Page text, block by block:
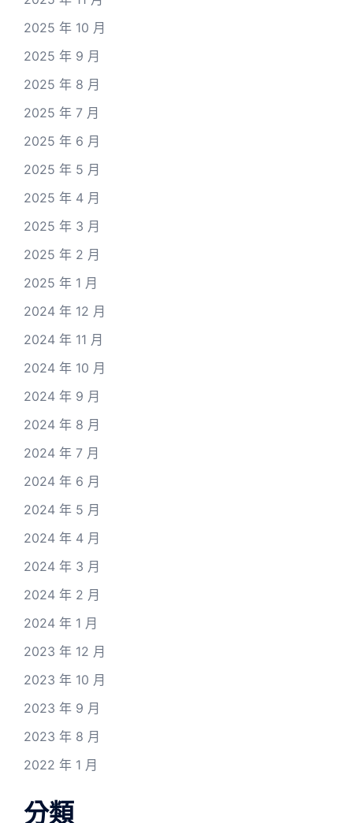
2025 年 10 月
2025 年 9 月
2025 年 8 月
2025 年 7 月
2025 年 6 月
2025 年 5 月
2025 年 4 月
2025 年 3 月
2025 年 2 月
2025 年 1 月
2024 年 12 月
2024 年 11 月
2024 年 10 月
2024 年 9 月
2024 年 8 月
2024 年 7 月
2024 年 6 月
2024 年 5 月
2024 年 4 月
2024 年 3 月
2024 年 2 月
2024 年 1 月
2023 年 12 月
2023 年 10 月
2023 年 9 月
2023 年 8 月
2022 年 1 月
分類